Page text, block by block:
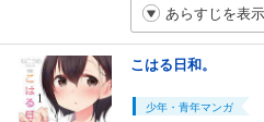
あらすじを表
こはる日和。
少年・青年マンガ